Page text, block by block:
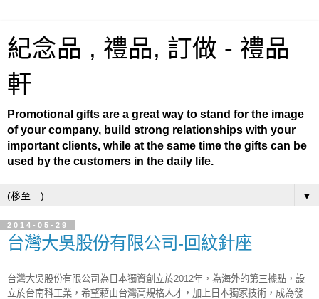
紀念品 , 禮品, 訂做 - 禮品
軒
Promotional gifts are a great way to stand for the image
of your company, build strong relationships with your
important clients, while at the same time the gifts can be
used by the customers in the daily life.
▼
2014-05-29
台灣大吳股份有限公司-回紋針座
台灣大吳股份有限公司為日本獨資創立於2012年，為海外的第三據點，設
立於台南科工業，希望藉由台灣高規格人才，加上日本獨家技術，成為發